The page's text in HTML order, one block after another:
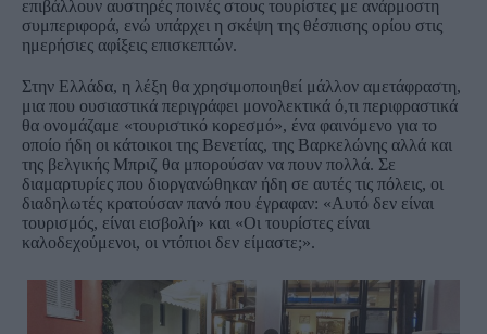
επιβάλλουν αυστηρές ποινές στους τουρίστες με ανάρμοστη
συμπεριφορά, ενώ υπάρχει η σκέψη της θέσπισης ορίου στις
ημερήσιες αφίξεις επισκεπτών.
Στην Ελλάδα, η λέξη θα χρησιμοποιηθεί μάλλον αμετάφραστη,
μια που ουσιαστικά περιγράφει μονολεκτικά ό,τι περιφραστικά
θα ονομάζαμε «τουριστικό κορεσμό», ένα φαινόμενο για το
οποίο ήδη οι κάτοικοι της Βενετίας, της Βαρκελώνης αλλά και
της βελγικής Μπριζ θα μπορούσαν να πουν πολλά. Σε
διαμαρτυρίες που διοργανώθηκαν ήδη σε αυτές τις πόλεις, οι
διαδηλωτές κρατούσαν πανό που έγραφαν: «Αυτό δεν είναι
τουρισμός, είναι εισβολή» και «Οι τουρίστες είναι
καλοδεχούμενοι, οι ντόπιοι δεν είμαστε;».